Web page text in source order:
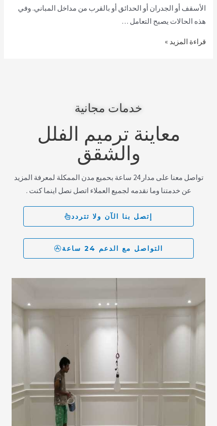
الأسقف أو الجدران أو الحدائق أو بالقرب من مداخل المباني. وفي
هذه الحالات يصبح التعامل …
قراءة المزيد »
خدمات مجانية
معاينة ترميم الفلل
والشقق
تواصل معنا على مدار 24 ساعة بحميع مدن الممكلة لمعرفة المزيد
عن خدمتنا وما نقدمه لجميع العملاء اتصل نصل اينما كنت .
إتصل بنا الآن ولا تتردد
التواصل مع الدعم 24 ساعة